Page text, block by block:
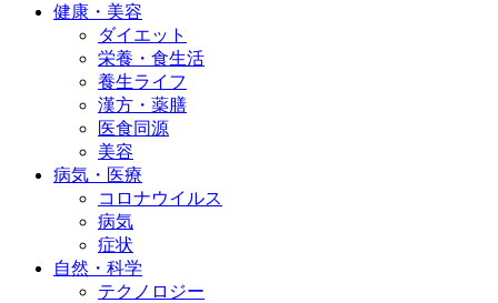
健康・美容
ダイエット
栄養・食生活
養生ライフ
漢方・薬膳
医食同源
美容
病気・医療
コロナウイルス
病気
症状
自然・科学
テクノロジー